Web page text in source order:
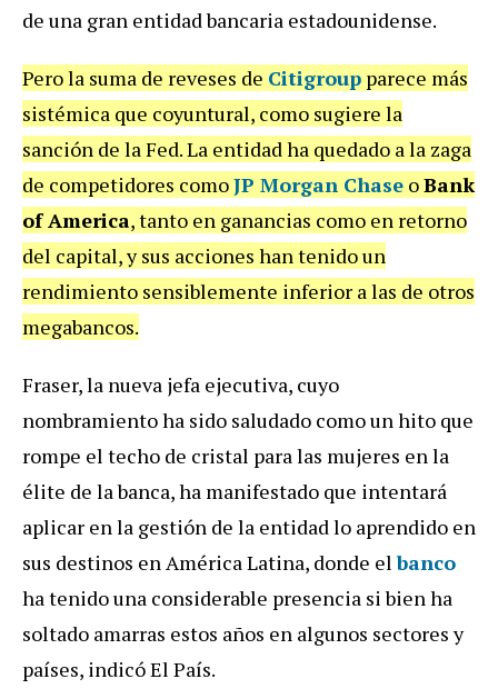
de una gran entidad bancaria estadounidense.
Pero la suma de reveses de Citigroup parece más
sistémica que coyuntural, como sugiere la
sanción de la Fed. La entidad ha quedado a la zaga
de competidores comoJP Morgan Chase oBank
of America, tanto en ganancias como en retorno
del capital, y sus acciones han tenido un
rendimiento sensiblemente inferior a las de otros
megabancos.
Fraser, la nueva jefa ejecutiva, cuyo
nombramiento ha sido saludado como un hito que
rompe el techo de cristal para las mujeres en la
élite de la banca, ha manifestado que intentará
aplicar en la gestión de la entidad lo aprendido en
sus destinos en América Latina, donde elbanco
ha tenido una considerable presencia si bien ha
soltado amarras estos años en algunos sectores y
países, indicó El País.